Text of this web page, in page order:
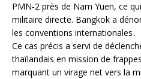
PMN‑2 près de Nam Yuen, ce
militaire directe. Bangkok a
les conventions internationales .
Ce cas précis a servi de
thaïlandais en mission de
marquant un virage net vers la